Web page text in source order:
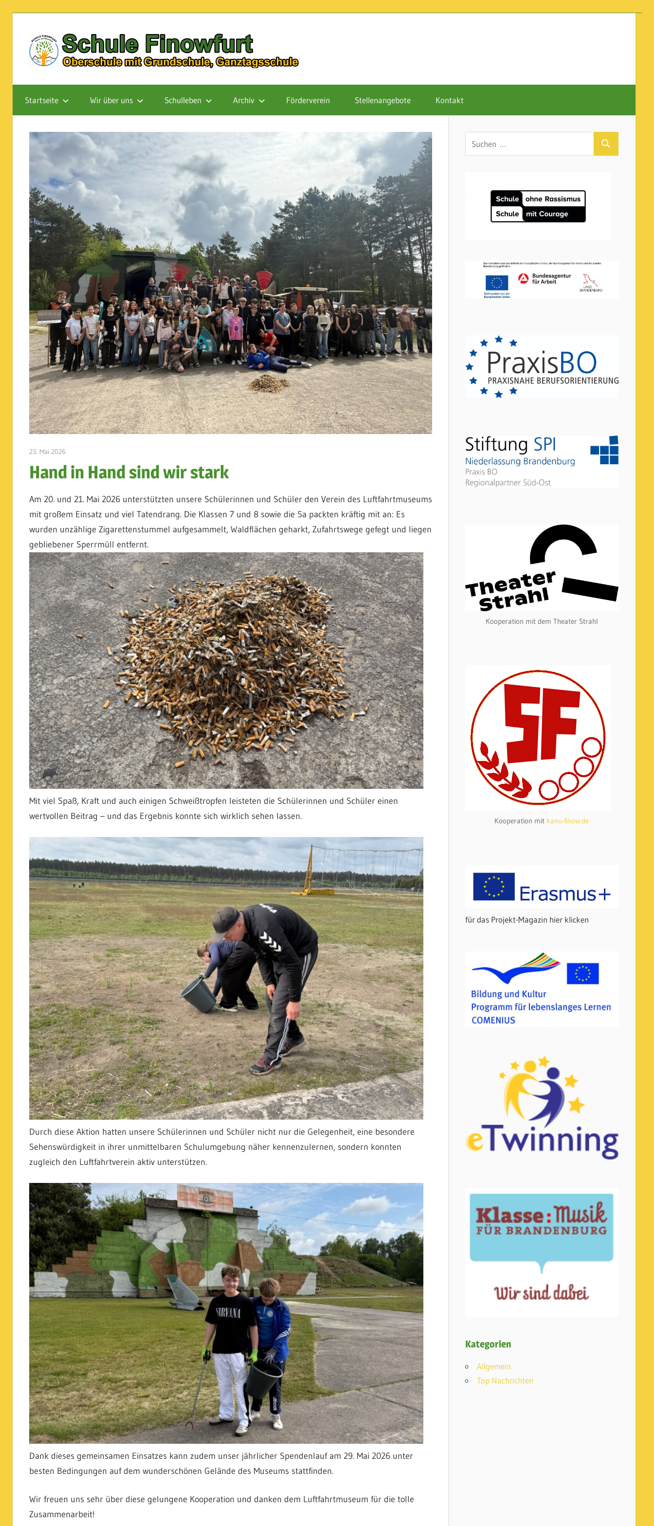
Inhalt
springen
Finowfurt
mit
Grundschule,
Ganztagsschule
Startseite Wir über uns Schulleben Archiv Förderverein Stellenangebote Kontakt
23. Mai 2026admin
Hand in Hand sind wir stark
Am 20. und 21. Mai 2026 unterstützten unsere Schülerinnen und Schüler den Verein des Luftfahrtmuseums
mit großem Einsatz und viel Tatendrang. Die Klassen 7 und 8 sowie die 5a packten kräftig mit an: Es
wurden unzählige Zigarettenstummel aufgesammelt, Waldflächen geharkt, Zufahrtswege gefegt und liegen
gebliebener Sperrmüll entfernt.
Mit viel Spaß, Kraft und auch einigen Schweißtropfen leisteten die Schülerinnen und Schüler einen
wertvollen Beitrag – und das Ergebnis konnte sich wirklich sehen lassen.
Durch diese Aktion hatten unsere Schülerinnen und Schüler nicht nur die Gelegenheit, eine besondere
Sehenswürdigkeit in ihrer unmittelbaren Schulumgebung näher kennenzulernen, sondern konnten
zugleich den Luftfahrtverein aktiv unterstützen.
Dank dieses gemeinsamen Einsatzes kann zudem unser jährlicher Spendenlauf am 29. Mai 2026 unter
besten Bedingungen auf dem wunderschönen Gelände des Museums stattfinden.
Wir freuen uns sehr über diese gelungene Kooperation und danken dem Luftfahrtmuseum für die tolle
Zusammenarbeit!
Suchen
Kooperation mit dem Theater Strahl
Kooperation mit kanu-finow.de
für das Projekt-Magazin hier klicken
Kategorien
Allgemein
Top Nachrichten